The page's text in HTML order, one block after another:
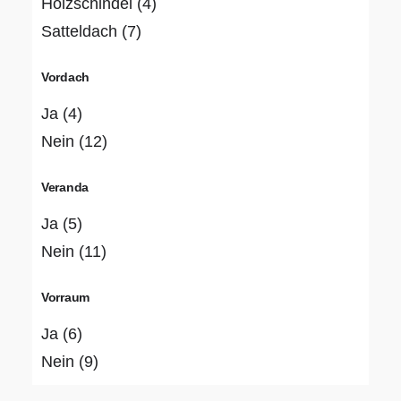
Holzschindel (4)
Satteldach (7)
Vordach
Ja (4)
Nein (12)
Veranda
Ja (5)
Nein (11)
Vorraum
Ja (6)
Nein (9)